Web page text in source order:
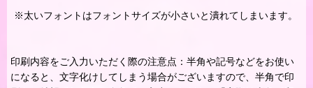
※太いフォントはフォントサイズが小さいと潰れてしまいます。
印刷内容をご入力いただく際の注意点：半角や記号などをお使い
になると、文字化けしてしまう場合がございますので、半角で印